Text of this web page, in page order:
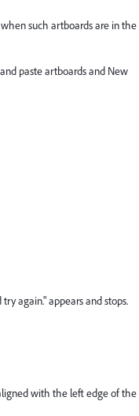
such artboards are in the
paste artboards and New
again." appears and stops.
with the left edge of the